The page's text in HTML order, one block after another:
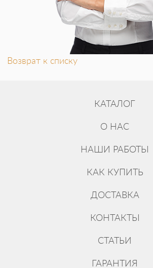
Возврат к списку
КАТАЛОГ
О НАС
НАШИ РАБОТЫ
КАК КУПИТЬ
ДОСТАВКА
КОНТАКТЫ
СТАТЬИ
ГАРАНТИЯ